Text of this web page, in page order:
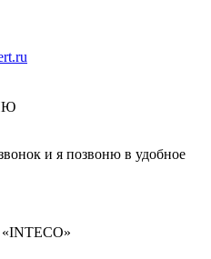
и я позвоню в удобное